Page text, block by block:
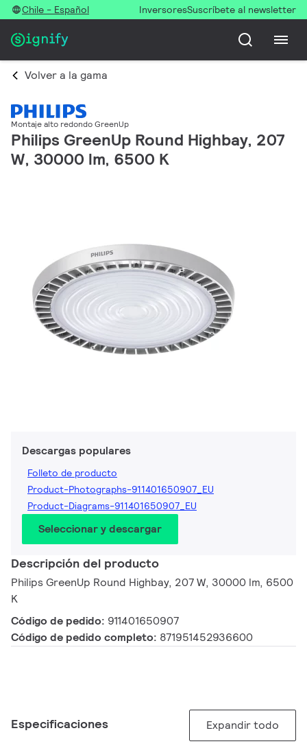
Chile - Español InversoresSuscríbete al newsletter
Volver a la gama
Montaje alto redondo GreenUp
Philips GreenUp Round Highbay, 207
W, 30000 lm, 6500 K
Descargas populares
Folleto de producto
Product-Photographs-911401650907_EU
Product-Diagrams-911401650907_EU
Seleccionar y descargar
Descripción del producto
Philips GreenUp Round Highbay, 207 W, 30000 lm, 6500
K
Código de pedido: 911401650907
Código de pedido completo: 871951452936600
Especificaciones Expandir todo